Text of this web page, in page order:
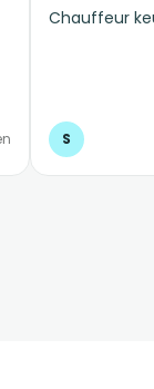
Chauffeur
S